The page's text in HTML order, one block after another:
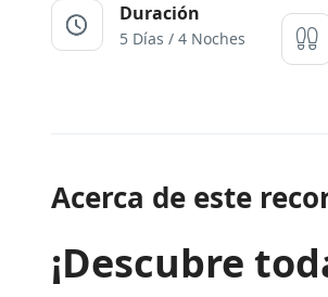
Duración
5 Días / 4 Noches
Acerca de este
¡Descubre